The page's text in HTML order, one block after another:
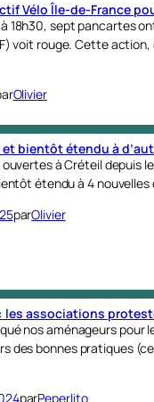
Vélo Île-de-France
18h30, sept pancartes
voit rouge. Cette
Olivier
et bientôt étendu à
ouvertes à Créteil
étendu à 4
parOlivier
les associations
nos aménageurs pour
des bonnes pratiques
parPeperlito